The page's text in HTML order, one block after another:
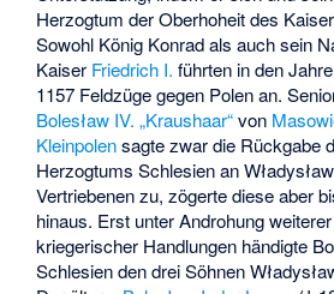
Herzogtum der Oberhoheit des
Sowohl König Konrad als auch sein
Kaiser Friedrich I. führten in den
1157 Feldzüge gegen Polen an.
Bolesław IV. „Kraushaar“von
Kleinpolensagte zwar die Rückgabe
Herzogtums Schlesien an
Vertriebenen zu, zögerte diese aber
hinaus. Erst unter Androhung weiterer
kriegerischer Handlungen händigte
Schlesien den drei Söhnen